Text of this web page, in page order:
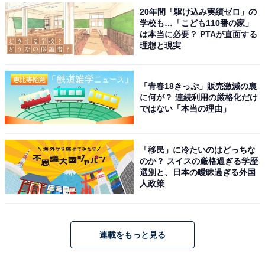
こちらもおすすめ
【福岡県】「市内である博多駅や天神駅も…」
気軽に行ける「二日市温泉」の魅力とは？ 太宰
府天満宮にも近い
20年間「駆け込み実績ゼロ」の
学校も…「こども110番の家」
は本当に必要？ PTAが直面する
理想と現実
「青春18きっぷ」販売激減の裏
に何が？ 連続利用の厳格化だけ
ではない「本当の理由」
「移民」に冷たいのはどっちな
のか？ スイスの厳格過ぎる学歴
選別と、日本の曖昧過ぎる外国
人政策
連載をもっと見る